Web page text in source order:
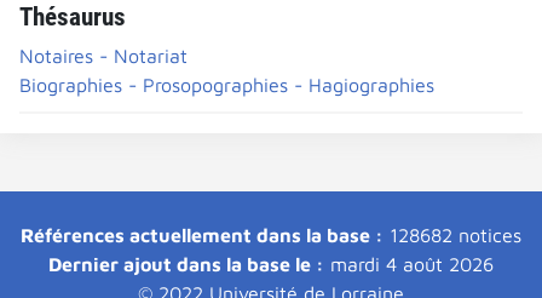
Thésaurus
Notaires - Notariat
Biographies - Prosopographies - Hagiographies
Références actuellement dans la base : 128682 notices
Dernier ajout dans la base le : mardi 4 août 2026
© 2022 Université de Lorraine